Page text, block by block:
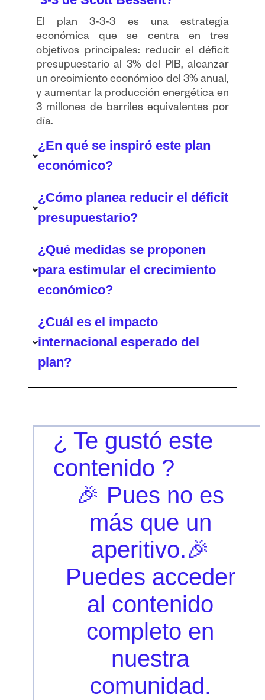
El plan 3-3-3 es una estrategia
económica que se centra en tres
objetivos principales: reducir el déficit
presupuestario al 3% del PIB, alcanzar
un crecimiento económico del 3% anual,
y aumentar la producción energética en
3 millones de barriles equivalentes por
día.
¿En qué se inspiró este plan
económico?
¿Cómo planea reducir el déficit
presupuestario?
¿Qué medidas se proponen
para estimular el crecimiento
económico?
¿Cuál es el impacto
internacional esperado del
plan?
¿ Te gustó este
contenido ?
🎉 Pues no es
más que un
aperitivo.🎉
Puedes acceder
al contenido
completo en
nuestra
comunidad.